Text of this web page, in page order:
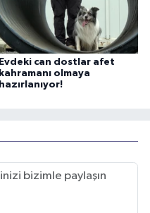
Evdeki can dostlar afet
kahramanı olmaya
hazırlanıyor!